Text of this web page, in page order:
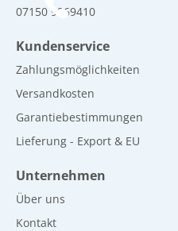
07150 9269410
Kundenservice
Zahlungsmöglichkeiten
Versandkosten
Garantiebestimmungen
Lieferung - Export & EU
Unternehmen
Über uns
Kontakt